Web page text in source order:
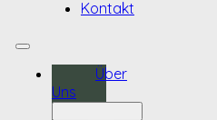
Kontakt
Über
Uns